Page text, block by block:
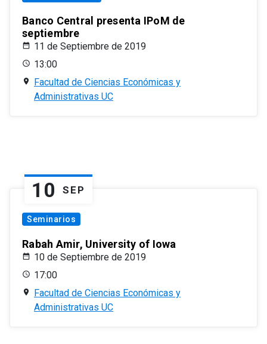
Banco Central presenta IPoM de
septiembre
11 de Septiembre de 2019
13:00
Facultad de Ciencias Económicas y
Administrativas UC
10 SEP
Seminarios
Rabah Amir, University of Iowa
10 de Septiembre de 2019
17:00
Facultad de Ciencias Económicas y
Administrativas UC